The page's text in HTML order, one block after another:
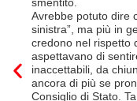
Avrebbe potuto dire
sinistra”, ma più in
credono nel rispetto
aspettavano di
inaccettabili, da
ancora di più se
Consiglio di Stato.